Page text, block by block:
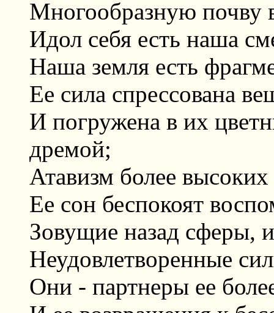
Многообразную почву
Идол себя есть наша
Наша земля есть
Ее сила спрессована
И погружена в их
дремой;
Атавизм более
Ее сон беспокоят
Зовущие назад сферы,
Неудовлетворенные
Они - партнеры ее